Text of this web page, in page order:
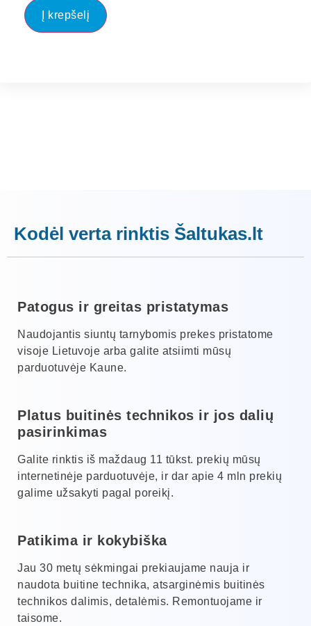
Į krepšelį
Kodėl verta rinktis Šaltukas.lt
Patogus ir greitas pristatymas
Naudojantis siuntų tarnybomis prekes pristatome
visoje Lietuvoje arba galite atsiimti mūsų
parduotuvėje Kaune.
Platus buitinės technikos ir jos dalių
pasirinkimas
Galite rinktis iš maždaug 11 tūkst. prekių mūsų
internetinėje parduotuvėje, ir dar apie 4 mln prekių
galime užsakyti pagal poreikį.
Patikima ir kokybiška
Jau 30 metų sėkmingai prekiaujame nauja ir
naudota buitine technika, atsarginėmis buitinės
technikos dalimis, detalėmis. Remontuojame ir
taisome.